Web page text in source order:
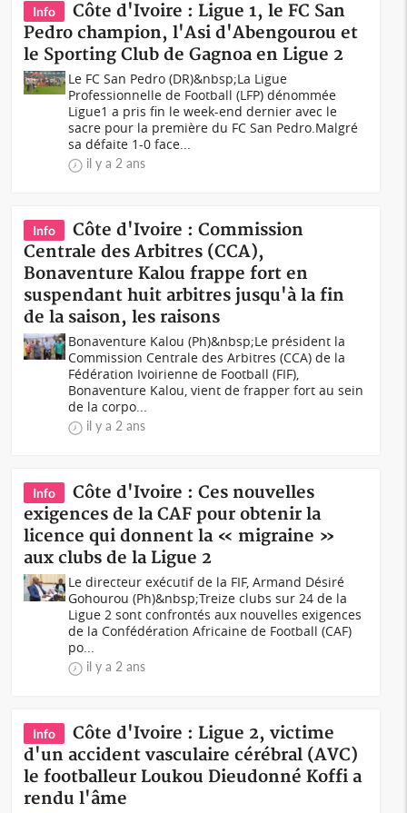
Info
Côte d'Ivoire : Ligue 1, le FC San
Pedro champion, l'Asi d'Abengourou et
le Sporting Club de Gagnoa en Ligue 2
Le FC San Pedro (DR)&nbsp;La Ligue
Professionnelle de Football (LFP) dénommée
Ligue1 a pris fin le week-end dernier avec le
sacre pour la première du FC San Pedro.Malgré
sa défaite 1-0 face...
il y a 2 ans
Info
Côte d'Ivoire : Commission
Centrale des Arbitres (CCA),
Bonaventure Kalou frappe fort en
suspendant huit arbitres jusqu'à la fin
de la saison, les raisons
Bonaventure Kalou (Ph)&nbsp;Le président la
Commission Centrale des Arbitres (CCA) de la
Fédération Ivoirienne de Football (FIF),
Bonaventure Kalou, vient de frapper fort au sein
de la corpo...
il y a 2 ans
Info
Côte d'Ivoire : Ces nouvelles
exigences de la CAF pour obtenir la
licence qui donnent la « migraine »
aux clubs de la Ligue 2
Le directeur exécutif de la FIF, Armand Désiré
Gohourou (Ph)&nbsp;Treize clubs sur 24 de la
Ligue 2 sont confrontés aux nouvelles exigences
de la Confédération Africaine de Football (CAF)
po...
il y a 2 ans
Info
Côte d'Ivoire : Ligue 2, victime
d'un accident vasculaire cérébral (AVC)
le footballeur Loukou Dieudonné Koffi a
rendu l'âme